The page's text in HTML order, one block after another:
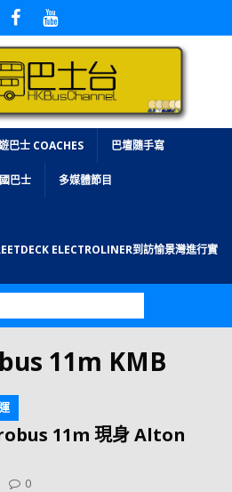
巴士 COACHES 巴壇隨手寫
巴士 多媒體節目
ELECTROLINER到訪愉景灣進行實
11m KMB
11m 現身 Alton
0